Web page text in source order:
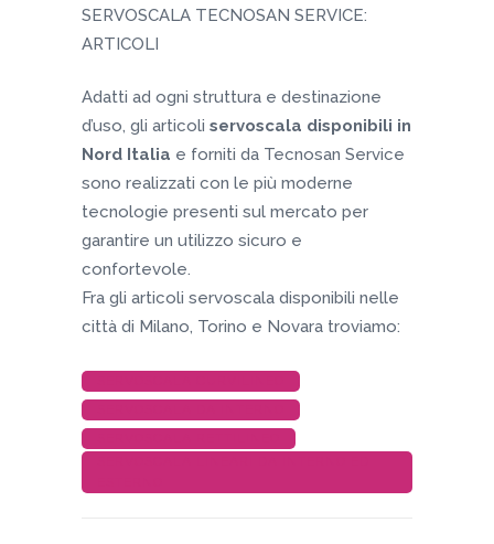
SERVOSCALA TECNOSAN SERVICE:
ARTICOLI
Adatti ad ogni struttura e destinazione
d’uso, gli articoli servoscala disponibili in
Nord Italia e forniti da Tecnosan Service
sono realizzati con le più moderne
tecnologie presenti sul mercato per
garantire un utilizzo sicuro e
confortevole.
Fra gli articoli servoscala disponibili nelle
città di Milano, Torino e Novara troviamo: